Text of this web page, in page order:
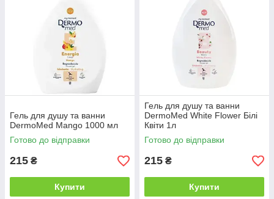
Гель для душу та ванни
DermoMed Mango 1000 мл
Готово до відправки
215 ₴
Купити
Гель для душу та ванни
DermoMed White Flower Білі
Квіти 1л
Готово до відправки
215 ₴
Купити